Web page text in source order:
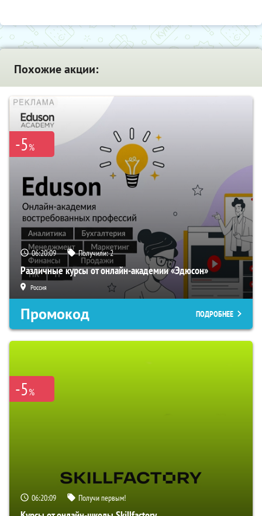
Похожие акции:
-5%
06:20:08 Получили:2
Различные курсы от онлайн-академии «Эдюсон»
Россия
Промокод ПОДРОБНЕЕ
-5%
06:20:08 Получи первым!